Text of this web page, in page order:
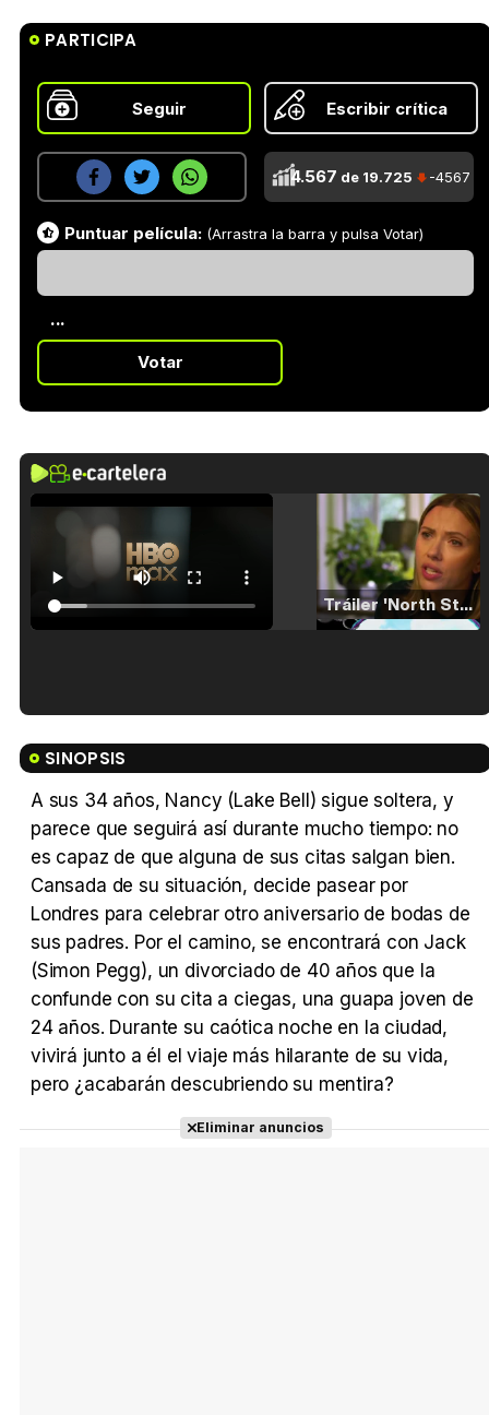
PARTICIPA
Seguir Escribir crítica
4.567 de 19.725 -4567
Puntuar película: (Arrastra la barra y pulsa Votar)
...
Votar
Tráiler 'North Star' (2023)
SINOPSIS
A sus 34 años, Nancy (Lake Bell) sigue soltera, y
parece que seguirá así durante mucho tiempo: no
es capaz de que alguna de sus citas salgan bien.
Cansada de su situación, decide pasear por
Londres para celebrar otro aniversario de bodas de
sus padres. Por el camino, se encontrará con Jack
(Simon Pegg), un divorciado de 40 años que la
confunde con su cita a ciegas, una guapa joven de
24 años. Durante su caótica noche en la ciudad,
vivirá junto a él el viaje más hilarante de su vida,
pero ¿acabarán descubriendo su mentira?
Eliminar anuncios